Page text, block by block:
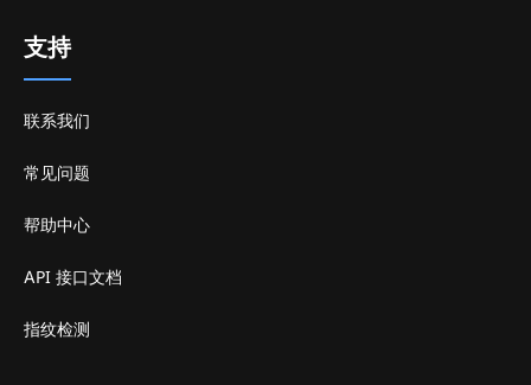
支持
联系我们
常见问题
帮助中心
API 接口文档
指纹检测